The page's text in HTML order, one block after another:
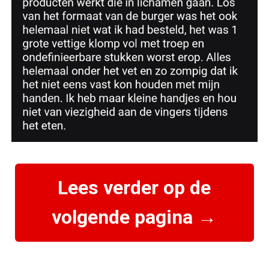
Lees verder op de
volgende pagina →